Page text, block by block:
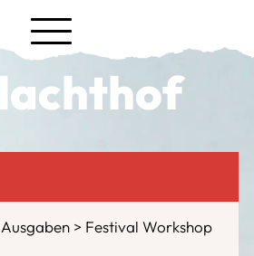
Ausgaben
Festival Workshop